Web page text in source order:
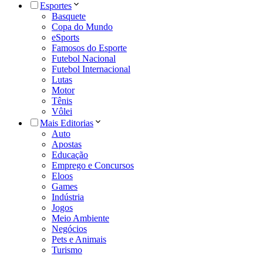
Esportes
Basquete
Copa do Mundo
eSports
Famosos do Esporte
Futebol Nacional
Futebol Internacional
Lutas
Motor
Tênis
Vôlei
Mais Editorias
Auto
Apostas
Educação
Emprego e Concursos
Eloos
Games
Indústria
Jogos
Meio Ambiente
Negócios
Pets e Animais
Turismo